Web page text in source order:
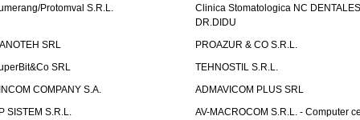
Protomval S.R.L.
Clinica Stomatologica NC DENTALES
DR.DIDU
SRL
PROAZUR & CO S.R.L.
SRL
TEHNOSTIL S.R.L.
COMPANY S.A.
ADMAVICOM PLUS SRL
SISTEM S.R.L.
AV-MACROCOM S.R.L. - Computer